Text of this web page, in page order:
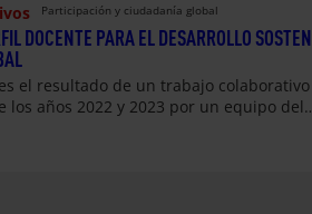
Participación y ciudadanía global
DOCENTE PARA EL DESARROLLO
el resultado de un trabajo colaborativo
los años 2022 y 2023 por un equipo